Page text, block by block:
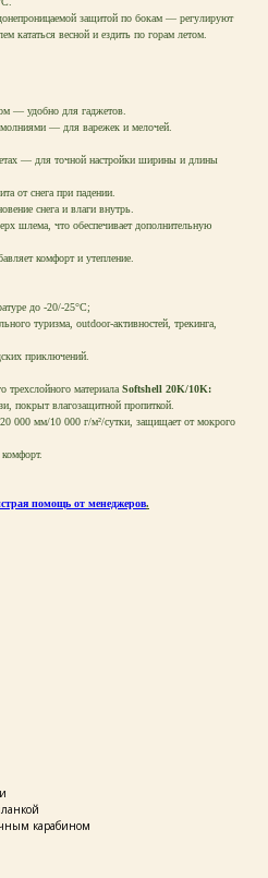
защитой по бокам — регулируют
кататься весной и ездить по горам летом.
— удобно для гаджетов.
— для варежек и мелочей.
— для точной настройки ширины и длины
от снега при падении.
снега и влаги внутрь.
шлема, что обеспечивает дополнительную
комфорт и утепление.
до -20/-25°C;
туризма, outdoor-активностей, трекинга,
приключений.
трехслойного материала Softshell 20K/10K:
покрыт влагозащитной пропиткой.
000 мм/10 000 г/м²/сутки, защищает от мокрого
помощь от менеджеров.
карабином